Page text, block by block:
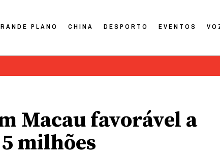
PLANO CHINA DESPORTO EVENTOS
Macau favorável a
milhões